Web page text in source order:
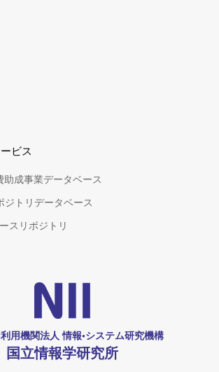
ビス
助成事業データベース
ジトリデータベース
スリポジトリ
用機関法人 情報•システム研究機構
国立情報学研究所